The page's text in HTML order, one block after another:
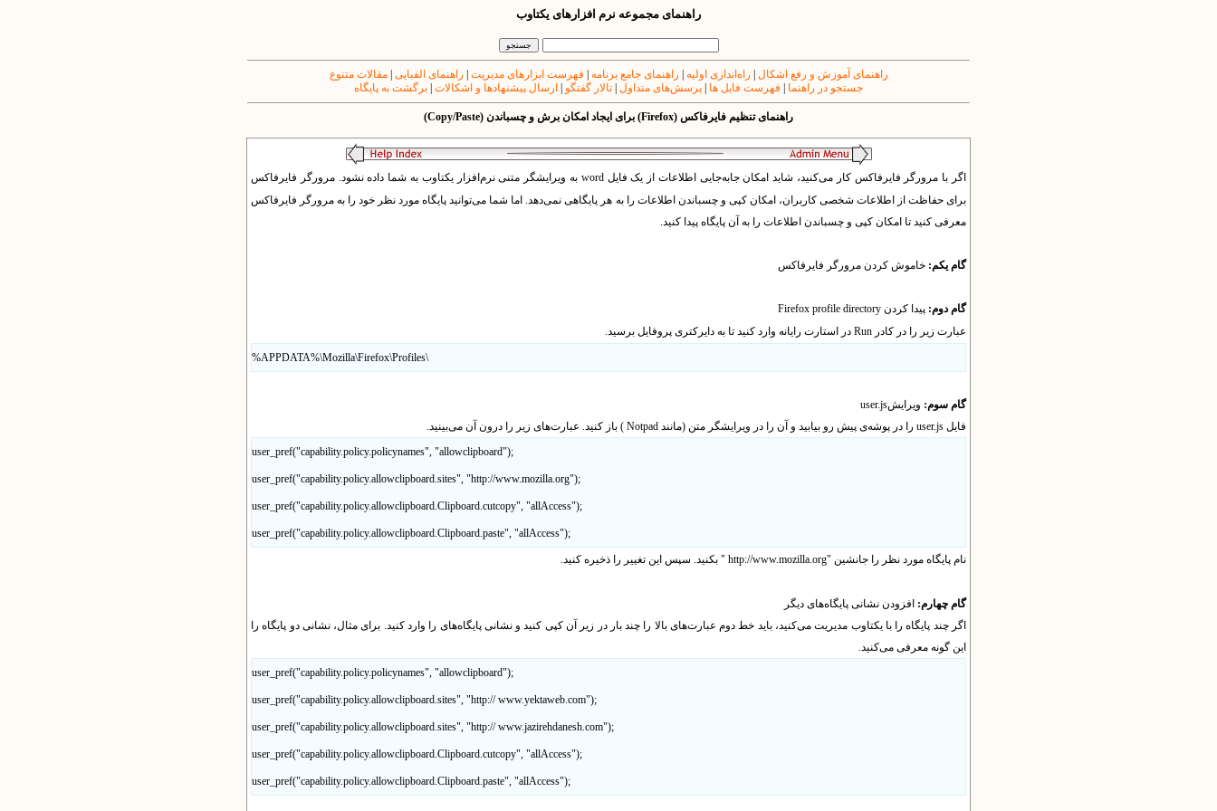
راهنمای مجموعه نرم افزارهای یکتاوب
راهنمای آموزش و رفع اشکال راه‌اندازی اولیه راهنمای جامع برنامه فهرست ابزارهای مدیریت راهنمای الفبایی |مقالات متنوع
جستجو در راهنما
فهرست فایل ها پرسش‌های متداول تالار گفتگو ارسال پیشنهادها و اشکالات برگشت به پایگاه
راهنمای تنظیم فایرفاکس (Firefox) برای ایجاد امکان برش و چسباندن (Copy/Paste)
اگر با مرورگر فایرفاکس کار می‌کنید، شاید امکان جابه‌جایی اطلاعات از یک فایلword به ویرایشگر متنی نرم‌افزار یکتاوب به شما داده نشود. مرورگر فایرفاکس
برای حفاظت از اطلاعات شخصی کاربران، امکان کپی و چسباندن اطلاعات را به هر پایگاهی نمی‌دهد. اما شما می‌توانید پایگاه مورد نظر خود را به مرورگر فایرفاکس
معرفی کنید تا امکان کپی و چسباندن اطلاعات را به آن پایگاه پیدا کنید.
گام یکم: خاموش کردن مرورگر فایرفاکس
گام دوم: پیدا کردن Firefox profile directory
عبارت زیر را در کادر Run در استارت رایانه وارد کنید تا به دایرکتری پروفایل برسید.
%APPDATA%\Mozilla\Firefox\Profiles\
گام سوم: ویرایشuser.js
فایل user.js را در پوشه‌ی پیش رو بیابید و آن را در ویرایشگر متن (مانند Notpad ) باز کنید. عبارت‌های زیر را درون آن می‌بینید.
user_pref("capability.policy.policynames", "allowclipboard");
user_pref("capability.policy.allowclipboard.sites", "http://www.mozilla.org");
user_pref("capability.policy.allowclipboard.Clipboard.cutcopy", "allAccess");
user_pref("capability.policy.allowclipboard.Clipboard.paste", "allAccess");
نام پایگاه مورد نظر را جانشین "http://www.mozilla.org " بکنید. سپس این تغییر را ذخیره کنید.
گام چهارم: افزودن نشانی پایگاه‌های دیگر
اگر چند پایگاه را با یکتاوب مدیریت می‌کنید، باید خط دوم عبارت‌های بالا را چند بار در زیر آن کپی کنید و نشانی پایگاه‌های را وارد کنید. برای مثال، نشانی دو پایگاه را
این گونه معرفی می‌کنید.
user_pref("capability.policy.policynames", "allowclipboard");
user_pref("capability.policy.allowclipboard.sites", "http:// www.yektaweb.com");
user_pref("capability.policy.allowclipboard.sites", "http:// www.jazirehdanesh.com");
user_pref("capability.policy.allowclipboard.Clipboard.cutcopy", "allAccess");
user_pref("capability.policy.allowclipboard.Clipboard.paste", "allAccess");